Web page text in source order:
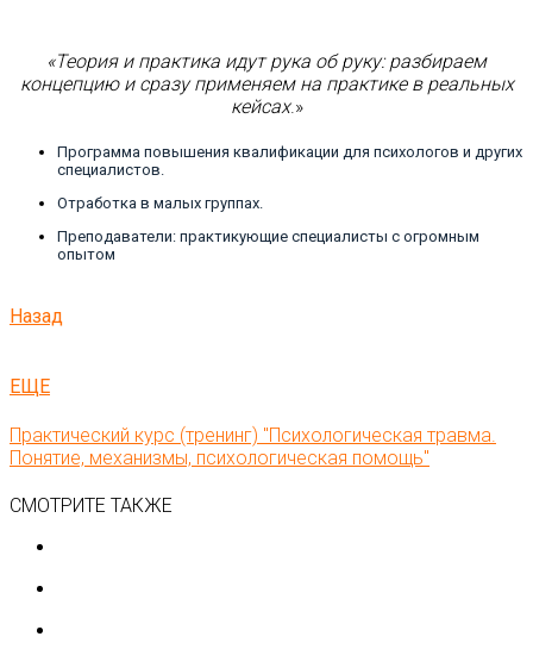
«Теория и практика идут рука об руку: разбираем
концепцию и сразу применяем на практике в реальных
кейсах.»
Программа повышения квалификации для психологов и других
специалистов.
Отработка в малых группах.
Преподаватели: практикующие специалисты с огромным
опытом
Назад
ЕЩЕ
Практический курс (тренинг) "Психологическая травма.
Понятие, механизмы, психологическая помощь"
СМОТРИТЕ ТАКЖЕ